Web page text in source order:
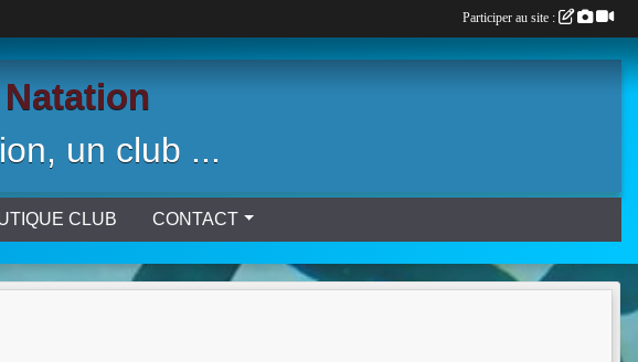
un club ...
CLUB CONTACT
Participer au site :